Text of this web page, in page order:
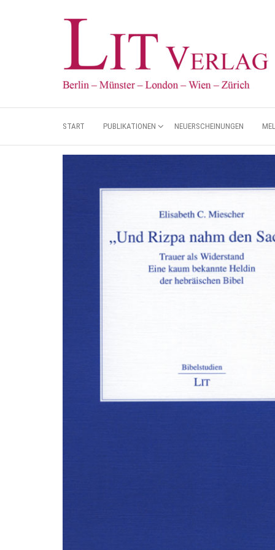
START PUBLIKATIONEN NEUERSCHEINUNGEN